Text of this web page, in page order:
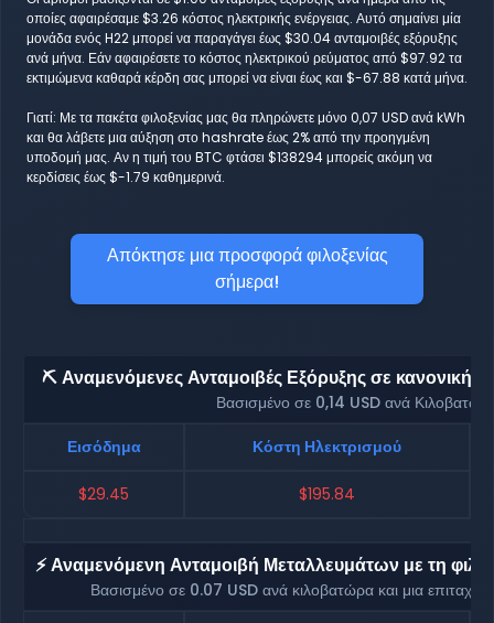
οποίες αφαιρέσαμε $3.26 κόστος ηλεκτρικής ενέργειας. Αυτό σημαίνει μία
μονάδα ενός H22 μπορεί να παραγάγει έως $30.04 ανταμοιβές εξόρυξης
ανά μήνα. Εάν αφαιρέσετε το κόστος ηλεκτρικού ρεύματος από $97.92 τα
εκτιμώμενα καθαρά κέρδη σας μπορεί να είναι έως και $-67.88 κατά μήνα.
Γιατί: Με τα πακέτα φιλοξενίας μας θα πληρώνετε μόνο 0,07 USD ανά kWh
και θα λάβετε μια αύξηση στο hashrate έως 2% από την προηγμένη
υποδομή μας. Αν η τιμή του BTC φτάσει $138294 μπορείς ακόμη να
κερδίσεις έως $-1.79 καθημερινά.
Απόκτησε μια προσφορά φιλοξενίας
σήμερα!
⛏️ Αναμενόμενες Ανταμοιβές Εξόρυξης σε κανονική
Βασισμένο σε 0,14 USD ανά
Εισόδημα
Κόστη Ηλεκτρισμού
$29.45 $195.84
⚡ Αναμενόμενη Ανταμοιβή Μεταλλευμάτων με τη
Βασισμένο σε 0.07 USD ανά κιλοβατώρα και μια